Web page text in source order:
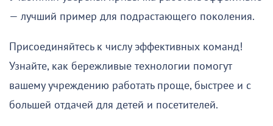
— лучший пример для подрастающего поколения.
Присоединяйтесь к числу эффективных команд!
Узнайте, как бережливые технологии помогут
вашему учреждению работать проще, быстрее и с
большей отдачей для детей и посетителей.